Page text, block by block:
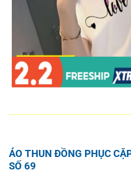
ÁO THUN ĐỒNG PHỤC
SỐ 69